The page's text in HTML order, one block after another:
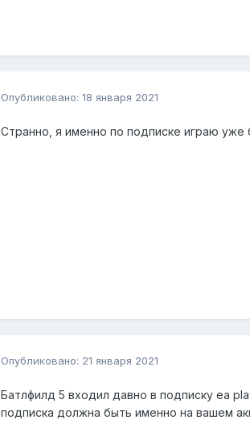
Опубликовано: 18 января 2021
Странно, я именно по подписке играю уже
Опубликовано: 21 января 2021
Батлфилд 5 входил давно в подписку ea
подписка должна быть именно на вашем